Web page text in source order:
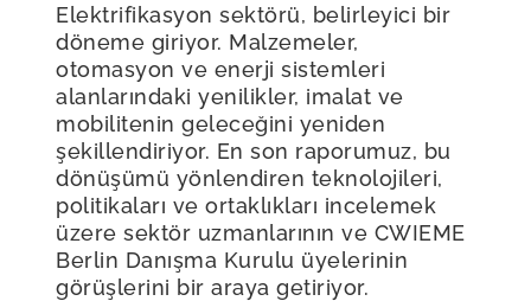
Elektrifikasyon sektörü, belirleyici bir
döneme giriyor. Malzemeler,
otomasyon ve enerji sistemleri
alanlarındaki yenilikler, imalat ve
mobilitenin geleceğini yeniden
şekillendiriyor. En son raporumuz, bu
dönüşümü yönlendiren teknolojileri,
politikaları ve ortaklıkları incelemek
üzere sektör uzmanlarının ve CWIEME
Berlin Danışma Kurulu üyelerinin
görüşlerini bir araya getiriyor.